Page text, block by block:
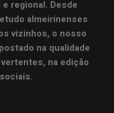
regional. Desde
almeirinenses
vizinhos, o nosso
na qualidade
na edição